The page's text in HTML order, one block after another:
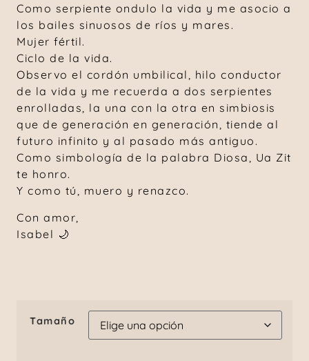
Como serpiente ondulo la vida y me asocio a
los bailes sinuosos de ríos y mares.
Mujer fértil.
Ciclo de la vida.
Observo el cordón umbilical, hilo conductor
de la vida y me recuerda a dos serpientes
enrolladas, la una con la otra en simbiosis
que de generación en generación, tiende al
futuro infinito y al pasado más antiguo.
Como simbología de la palabra Diosa, Ua Zit
te honro.
Y como tú, muero y renazco.
Con amor,
Isabel 🌙
Tamaño